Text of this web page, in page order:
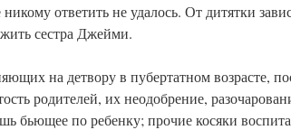
ответить не удалось. От дитятки
сестра Джейми.
на детвору в пубертатном возрасте,
родителей, их неодобрение,
бьющее по ребенку; прочие косяки